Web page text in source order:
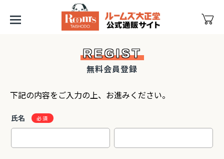
REGIST
無料会員登録
下記の内容をご入力の上、お進みください。
氏名